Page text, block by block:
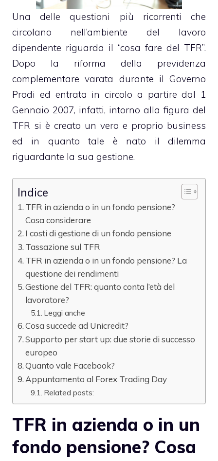
Una delle questioni più ricorrenti che
circolano nell’ambiente del lavoro
dipendente riguarda il “cosa fare del TFR”.
Dopo la riforma della previdenza
complementare varata durante il Governo
Prodi ed entrata in circolo a partire dal 1
Gennaio 2007, infatti, intorno alla figura del
TFR si è creato un vero e proprio business
ed in quanto tale è nato il dilemma
riguardante la sua gestione.
Indice
TFR in azienda o in un fondo pensione?
Cosa considerare
I costi di gestione di un fondo pensione
Tassazione sul TFR
TFR in azienda o in un fondo pensione? La
questione dei rendimenti
Gestione del TFR: quanto conta l’età del
lavoratore?
Leggi anche
Cosa succede ad Unicredit?
Supporto per start up: due storie di successo
europeo
Quanto vale Facebook?
Appuntamento al Forex Trading Day
Related posts:
TFR in azienda o in un
fondo pensione? Cosa